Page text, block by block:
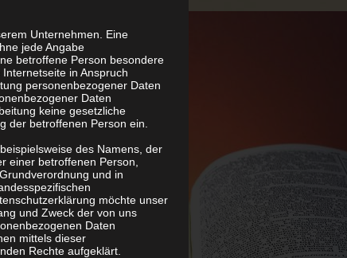
Unternehmen. Eine
jede Angabe
betroffene Person besondere
in Anspruch
personenbezogener Daten
Daten
keine gesetzliche
der betroffenen Person ein.
des Namens, der
einer betroffenen Person,
und in
möchte unser
und Zweck der von uns
Daten
mittels dieser
Rechte aufgeklärt.